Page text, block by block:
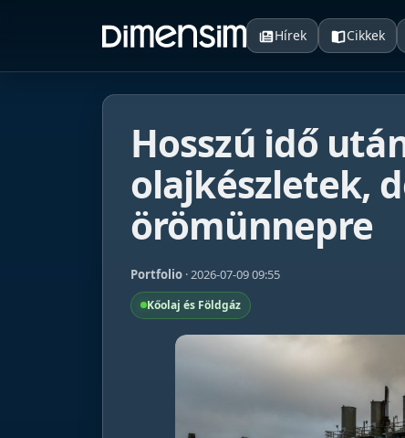
Hírek Cikkek
Hosszú idő
olajkészletek,
örömünnepre
Portfolio · 2026-07-09 09:55
Kőolaj és Földgáz